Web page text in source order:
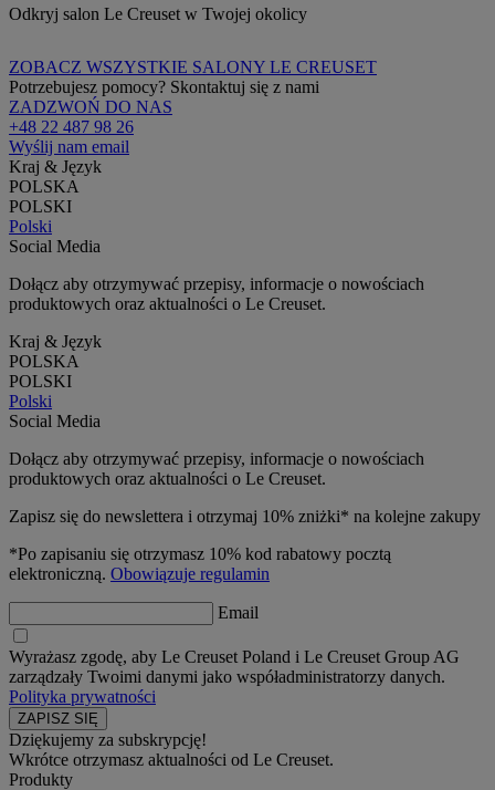
Odkryj salon Le Creuset w Twojej okolicy
ZOBACZ WSZYSTKIE SALONY LE CREUSET
Potrzebujesz pomocy? Skontaktuj się z nami
ZADZWOŃ DO NAS
+48 22 487 98 26
Wyślij nam email
Kraj & Język
POLSKA
POLSKI
Polski
Social Media
Dołącz aby otrzymywać przepisy, informacje o nowościach
produktowych oraz aktualności o Le Creuset.
Kraj & Język
POLSKA
POLSKI
Polski
Social Media
Dołącz aby otrzymywać przepisy, informacje o nowościach
produktowych oraz aktualności o Le Creuset.
Zapisz się do newslettera i otrzymaj 10% zniżki* na kolejne zakupy
*Po zapisaniu się otrzymasz 10% kod rabatowy pocztą
elektroniczną. Obowiązuje regulamin
Email
Wyrażasz zgodę, aby Le Creuset Poland i Le Creuset Group AG
zarządzały Twoimi danymi jako współadministratorzy danych.
Polityka prywatności
Dziękujemy za subskrypcję!
Wkrótce otrzymasz aktualności od Le Creuset.
Produkty